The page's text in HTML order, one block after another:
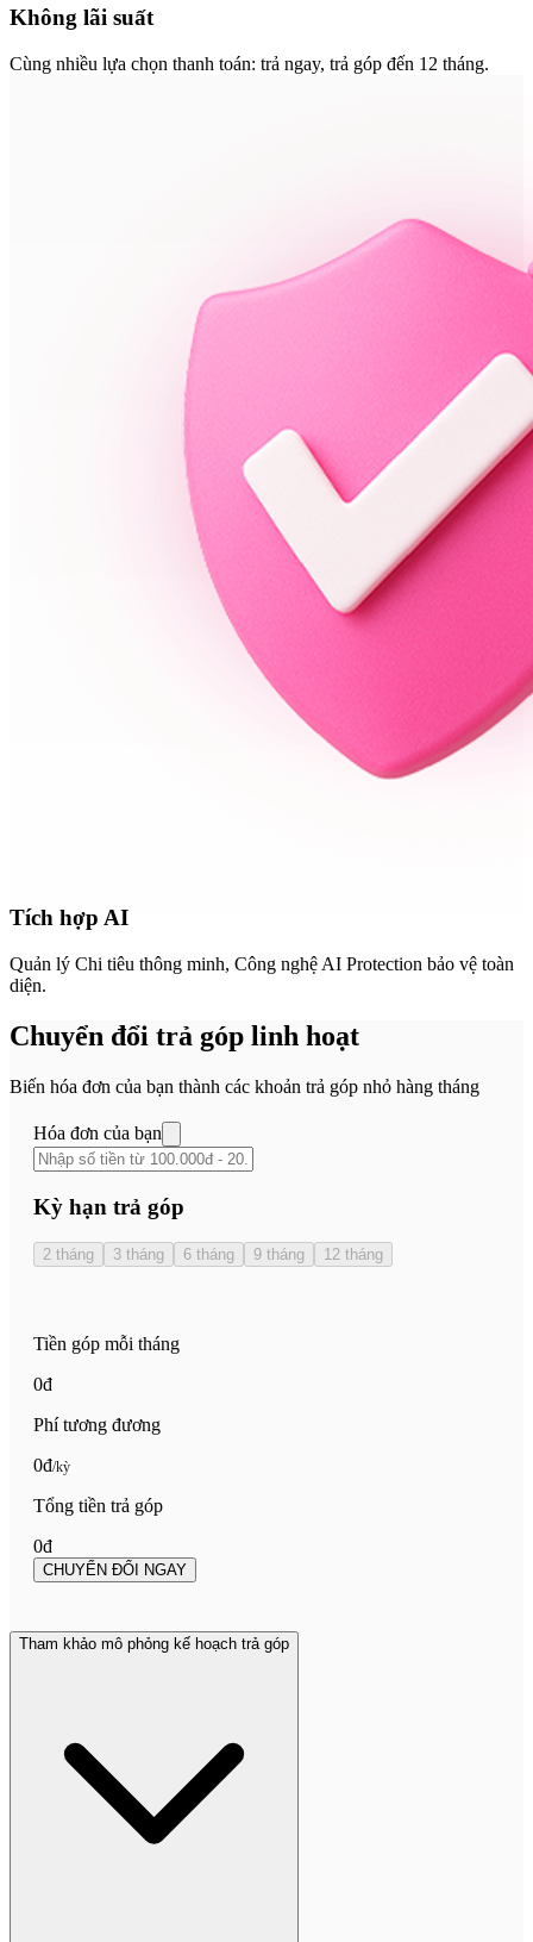
Không lãi suất
Cùng nhiều lựa chọn thanh toán: trả ngay, trả góp đến 12 tháng.
Tích hợp AI
Quản lý Chi tiêu thông minh, Công nghệ AI Protection bảo vệ toàn
diện.
Chuyển đổi trả góp linh hoạt
Biến hóa đơn của bạn thành các khoản trả góp nhỏ hàng tháng
Hóa đơn của bạn
Kỳ hạn trả góp
2 tháng 3 tháng 6 tháng 9 tháng 12 tháng
Tiền góp mỗi tháng
0đ
Phí tương đương
0đ/kỳ
Tổng tiền trả góp
0đ
CHUYỂN ĐỔI NGAY
Tham khảo mô phỏng kế hoạch trả góp